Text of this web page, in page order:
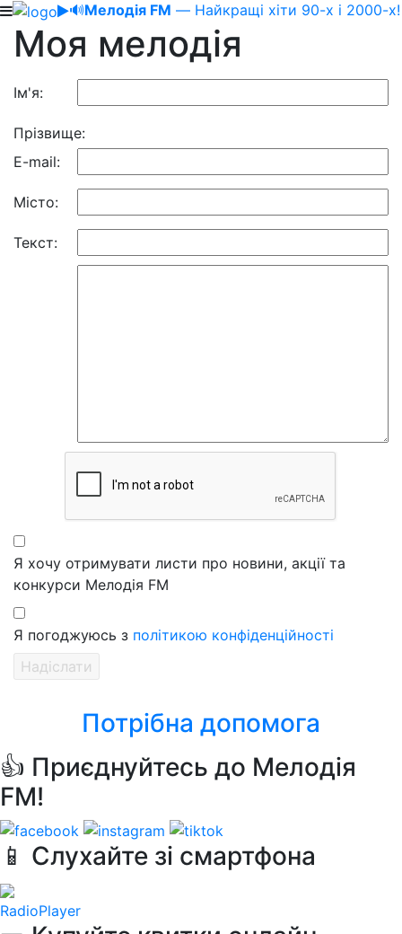
🔊Мелодія FM — Найкращі хіти 90-х і 2000-х!
Моя мелодія
Ім'я:
Прізвище:
E-mail:
Місто:
Текст:
Я хочу отримувати листи про новини, акції та
конкурси Мелодія FM
Я погоджуюсь з політикою конфіденційності
Потрібна допомога
👍 Приєднуйтесь до Мелодія
FM!
📱 Слухайте зі смартфона
RadioPlayer